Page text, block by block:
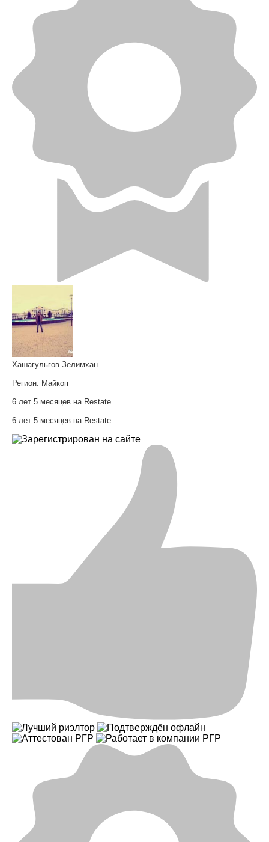
Хашагульгов Зелимхан
Регион: Майкоп
6 лет 5 месяцев на Restate
6 лет 5 месяцев на Restate